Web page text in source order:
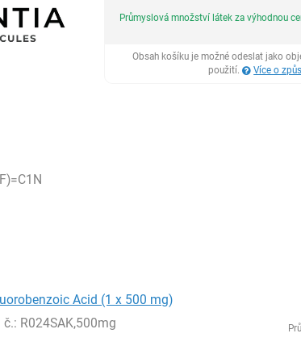
Průmyslová množství látek za výhodnou
Obsah košíku je možné odeslat jako
použití.
Více o
Acid (1 x 500 mg)
č.: R024SAK,500mg